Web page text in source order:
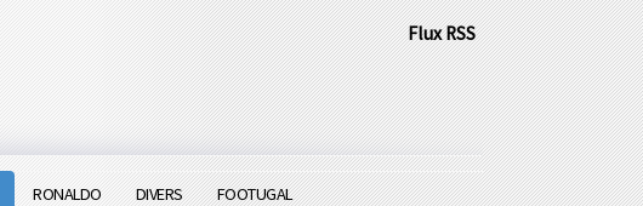
Flux RSS
RONALDO DIVERS FOOTUGAL